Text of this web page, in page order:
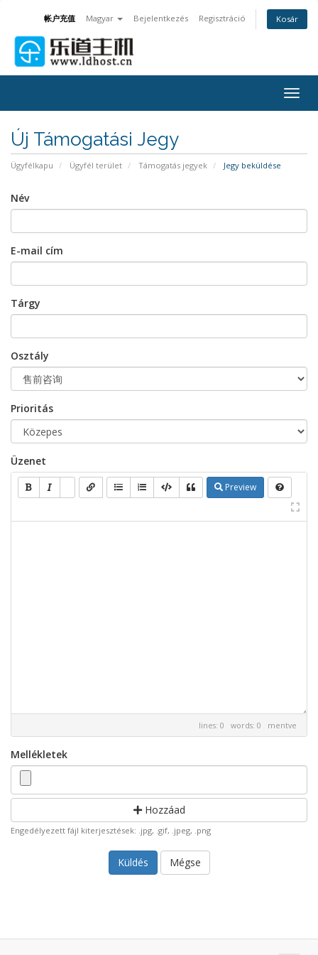
帐户充值 Magyar Bejelentkezés Regisztráció Kosár
Új Támogatási Jegy
Ügyfélkapu Ügyfél terület Támogatás jegyek Jegy beküldése
Név
E-mail cím
Tárgy
Osztály
Prioritás
Üzenet
Preview
lines: 0 words: 0 mentve
Mellékletek
Hozzáad
Engedélyezett fájl kiterjesztések: .jpg, .gif, .jpeg, .png
Mégse